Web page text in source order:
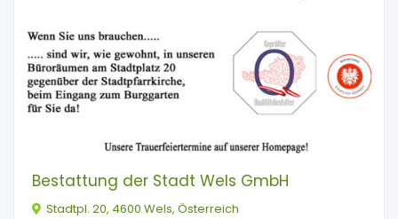
Bestattung der Stadt Wels GmbH
Stadtpl. 20, 4600 Wels, Österreich